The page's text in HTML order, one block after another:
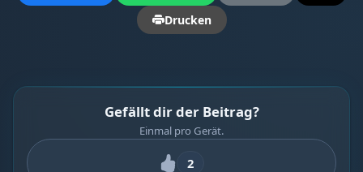
Drucken
Gefällt dir der Beitrag?
Einmal pro Gerät.
2